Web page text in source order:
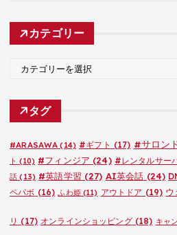
カ
カテゴリー
ゴ
タグ
#ARASAWA (14) #ギフト (17) #サロン
ト (10) #フィンジア (24) #レンタルサー
話 (13) #英語学習 (27) AI英会話 (24)
ペパボ (16) ふわ姫(11) アウトドア (19) ウ
リ (17) オンラインショッピング(18) キャ